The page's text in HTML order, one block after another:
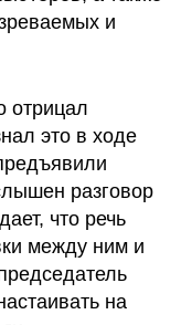
и
отрицал
это в ходе
разговор
что речь
между ним и
на